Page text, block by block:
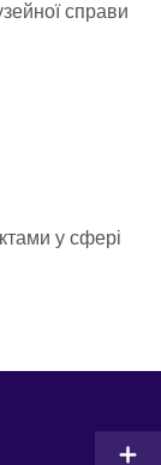
справи
у сфері